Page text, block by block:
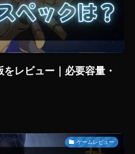
レビュー｜必要容量・
ゲームレビュー